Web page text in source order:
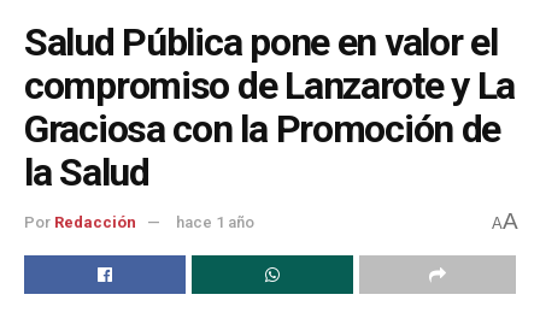
Salud Pública pone en valor el
compromiso de Lanzarote y La
Graciosa con la Promoción de
la Salud
Por Redacción hace 1 año AA